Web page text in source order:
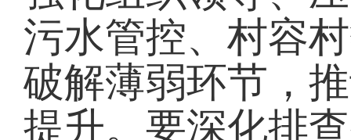
污水管控、村容
破解薄弱环节，
提升。要深化排